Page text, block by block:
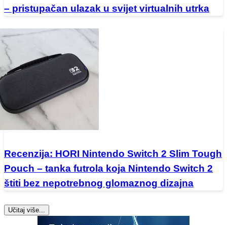
– pristupačan ulazak u svijet virtualnih utrka
Recenzija: HORI Nintendo Switch 2 Slim Tough
Pouch – tanka futrola koja Nintendo Switch 2
štiti bez nepotrebnog glomaznog dizajna
Učitaj više...